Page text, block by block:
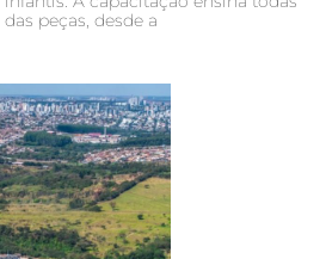
peças, desde a